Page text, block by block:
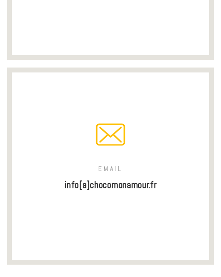
EMAIL
info[a]chocomonamour.fr